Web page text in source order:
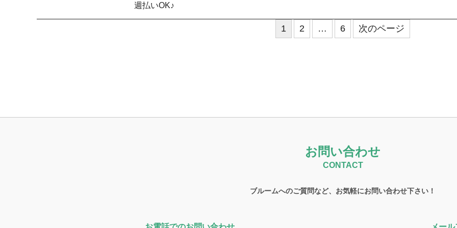
週払いOK♪
1 2 … 6 次のページ
お問い合わせ
CONTACT
ブルームへのご質問など、お気軽にお問い合わせ下さい！